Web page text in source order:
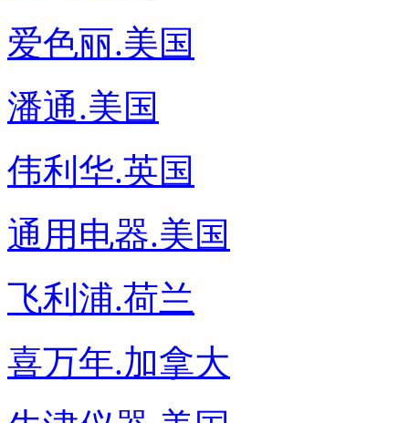
爱色丽.美国
潘通.美国
伟利华.英国
通用电器.美国
飞利浦.荷兰
喜万年.加拿大